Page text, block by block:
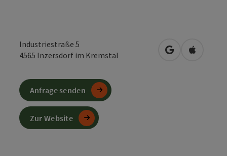
Industriestraße 5
4565 Inzersdorf im Kremstal in Googlein Apple
Anfrage senden
Zur Website